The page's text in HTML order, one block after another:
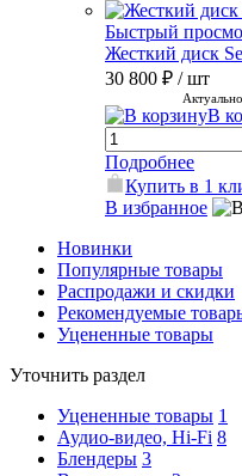
Быстрый
Жесткий диск
30 800 ₽ / шт
В
Подробнее
Купить в 1
В избранное
Новинки
Популярные товары
Распродажи и скидки
Рекомендуемые
Уцененные товары
Уточнить раздел
Уцененные товары 1
Аудио-видео, Hi-Fi 8
Блендеры 3